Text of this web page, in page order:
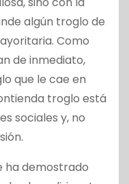
algún troglo de
Como
de inmediato,
que le cae en
troglo está
sociales y, no
ha demostrado